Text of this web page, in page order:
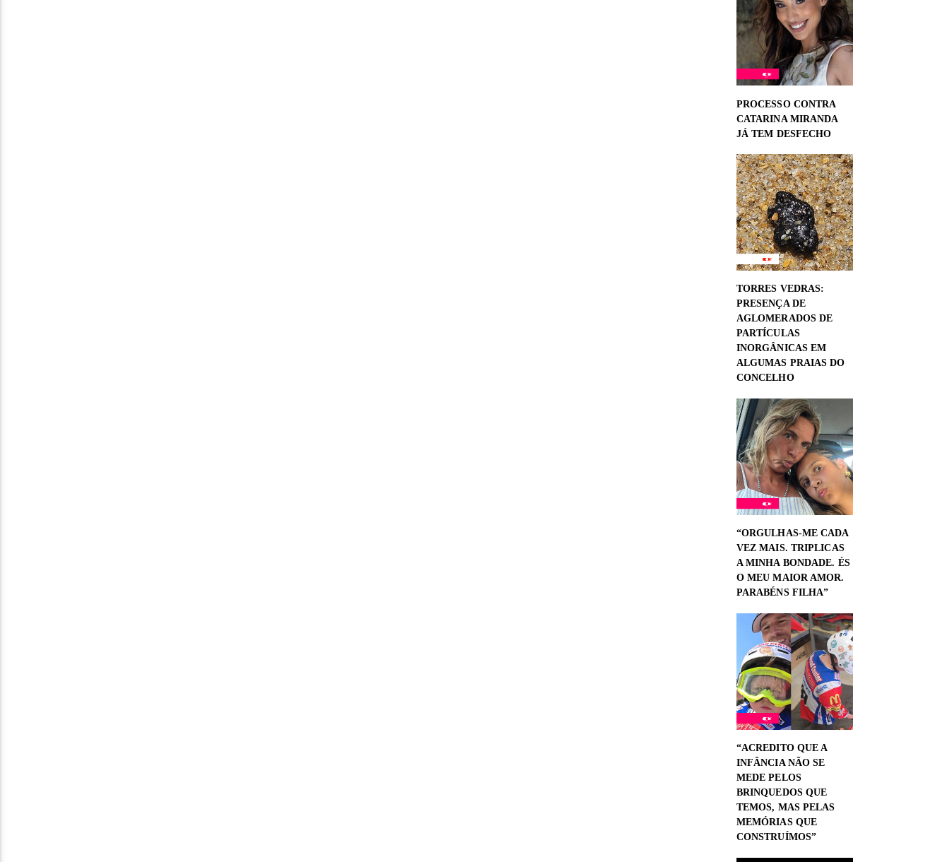
PROCESSO CONTRA
CATARINA MIRANDA
JÁ TEM DESFECHO
TORRES VEDRAS:
PRESENÇA DE
AGLOMERADOS DE
PARTÍCULAS
INORGÂNICAS EM
ALGUMAS PRAIAS DO
CONCELHO
“ORGULHAS-ME CADA
VEZ MAIS. TRIPLICAS
A MINHA BONDADE. ÉS
O MEU MAIOR AMOR.
PARABÉNS FILHA”
“ACREDITO QUE A
INFÂNCIA NÃO SE
MEDE PELOS
BRINQUEDOS QUE
TEMOS, MAS PELAS
MEMÓRIAS QUE
CONSTRUÍMOS”